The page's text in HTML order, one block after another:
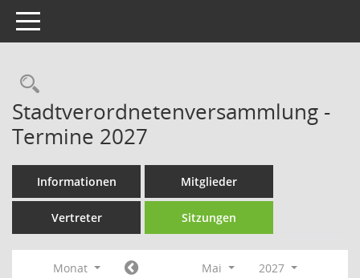
Toggle navigation
Rechercheauswahl
Stadtverordnetenversammlung -
Termine 2027
Informationen Mitglieder
Vertreter Sitzungen
Monat Mai
2027